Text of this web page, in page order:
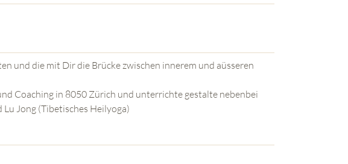
und die mit Dir die Brücke zwischen innerem und aüsseren
Coaching in 8050 Zürich und unterrichte gestalte nebenbei
Jong (Tibetisches Heilyoga)